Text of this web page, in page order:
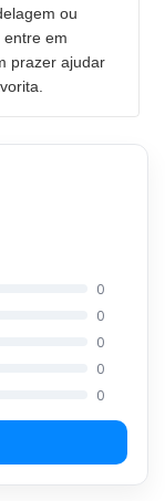
ou
em
prazer ajudar
0
0
0
0
0